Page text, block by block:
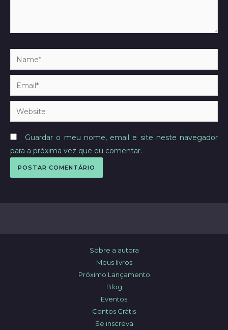
Name*
Email*
Website
Guardar o meu nome, email e site neste navegador
para a próxima vez que eu comentar.
Sobre a autora
Meus livros
Próximo Lançamento
Blog
Eventos
Contos Grátis
Se inscreva